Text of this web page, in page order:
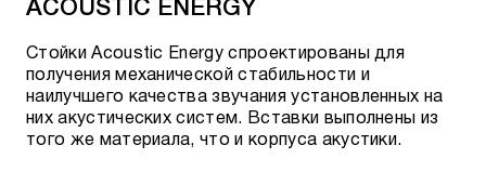
Black Beauty RCA-RCA
Chicago RCA-RCA
ACOUSTIC ENERGY
Стойки Acoustic Energy спроектированы для
получения механической стабильности и
наилучшего качества звучания установленных на
них акустических систем. Вставки выполнены из
того же материала, что и корпуса акустики.